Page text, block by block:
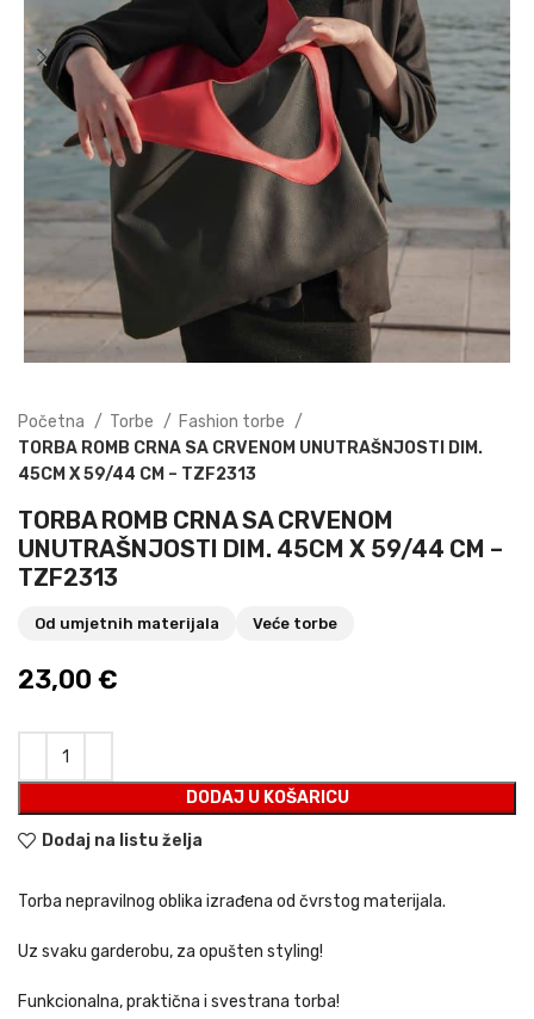
Početna Torbe
Fashion torbe
TORBA ROMB CRNA SA CRVENOM UNUTRAŠNJOSTI DIM.
45CM X 59/44 CM – TZF2313
TORBA ROMB CRNA SA CRVENOM
UNUTRAŠNJOSTI DIM. 45CM X 59/44 CM –
TZF2313
Od umjetnih materijala Veće torbe
23,00 €
DODAJ U KOŠARICU
Dodaj na listu želja
Torba nepravilnog oblika izrađena od čvrstog materijala.
Uz svaku garderobu, za opušten styling!
Funkcionalna, praktična i svestrana torba!